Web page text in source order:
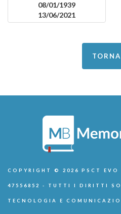
08/01/1939
13/06/2021
COPYRIGHT © 2026 PSCT EVO
47556852 - TUTTI I DIRITTI
TECNOLOGIA E